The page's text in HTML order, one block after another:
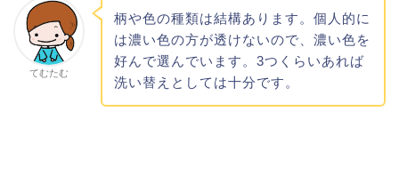
てむたむ
柄や色の種類は結構あります。個人的に
は濃い色の方が透けないので、濃い色を
好んで選んでいます。3つくらいあれば
洗い替えとしては十分です。